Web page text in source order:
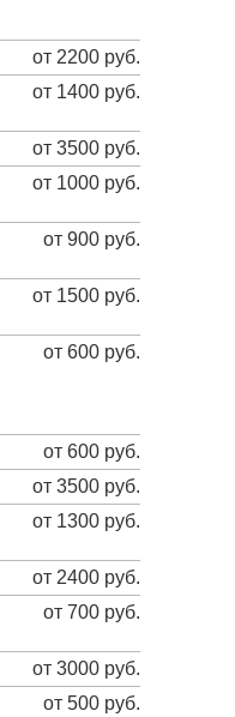
от 2200 руб.
от 1400 руб.
от 3500 руб.
от 1000 руб.
от 900 руб.
от 1500 руб.
от 600 руб.
от 600 руб.
от 3500 руб.
от 1300 руб.
от 2400 руб.
от 700 руб.
от 3000 руб.
от 500 руб.